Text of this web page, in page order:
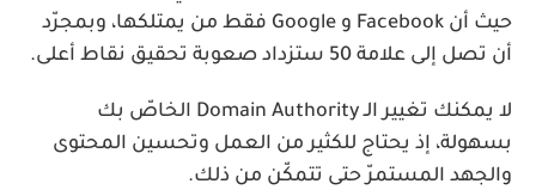
حيث أن Facebook و Google فقط من يمتلكها، وبمجرّد
أن تصل إلى علامة 50 ستزداد صعوبة تحقيق نقاط أعلى.
لا يمكنك تغيير الـ Domain Authority الخاصّ بك
بسهولة، إذ يحتاج للكثير من العمل وتحسين المحتوى
والجهد المستمرّ حتى تتمكّن من ذلك.